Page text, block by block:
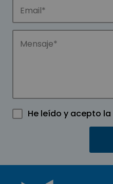
He leído y acepto la